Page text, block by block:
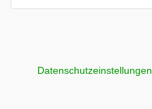
Datenschutzeinstellungen